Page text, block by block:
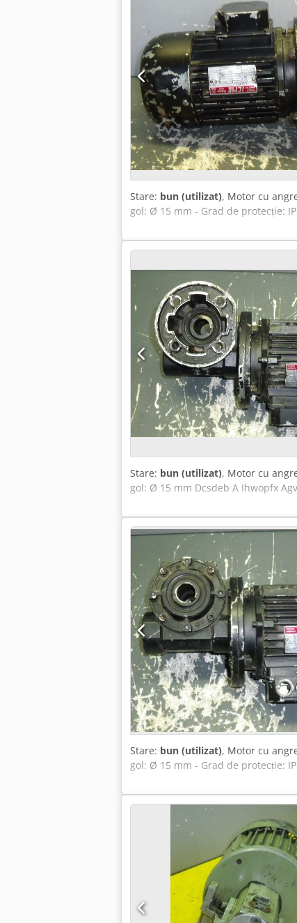
Stare: bun (utilizat), Motor cu
gol: Ø 15 mm - Grad de protecție:
Stare: bun (utilizat), Motor cu
gol: Ø 15 mm Dcsdeb A Ihwopfx
Stare: bun (utilizat), Motor cu
gol: Ø 15 mm - Grad de protecție: